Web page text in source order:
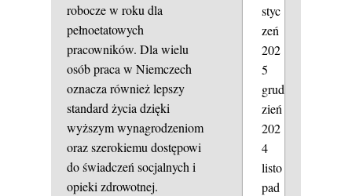
robocze w roku dla
pełnoetatowych
pracowników. Dla wielu
osób praca w Niemczech
oznacza również lepszy
standard życia dzięki
wyższym wynagrodzeniom
oraz szerokiemu dostępowi
do świadczeń socjalnych i
opieki zdrowotnej.
styc
zeń
202
5
grud
zień
202
4
listo
pad